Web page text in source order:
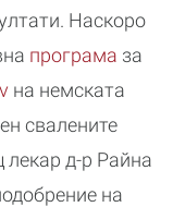
Наскоро
програма за
на немската
свалените
д-р Райна
на